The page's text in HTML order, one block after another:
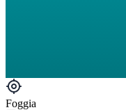
Foggia